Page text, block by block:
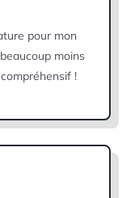
pour mon
moins
!